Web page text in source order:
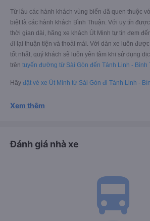
Từ lâu các hành khách vùng biển đã quen thuộc
biệt là các hành khách Bình Thuận. Với uy tín
thời gian dài, hãng xe khách Út Minh tự tin đem
đi lại thuận tiện và thoải mái. Với dàn xe luôn
tốt nhất, quý khách sẽ luôn yên tâm khi sử dụng
trên tuyến đường từ Sài Gòn đến Tánh Linh - Bình
Hãy đặt vé xe Út Minh từ Sài Gòn đi Tánh Linh -
Xem thêm
Đánh giá nhà xe
directions_bus